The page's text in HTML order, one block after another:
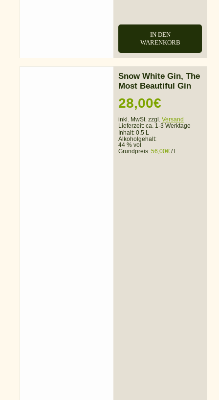
IN DEN
WARENKORB
Snow White Gin, The
Most Beautiful Gin
28,00€
inkl. MwSt. zzgl. Versand
Lieferzeit: ca. 1-3 Werktage
Inhalt: 0.5 L
Alkoholgehalt:
44 % vol
Grundpreis: 56,00€ /